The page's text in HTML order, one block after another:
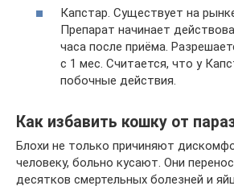
Капстар. Существует на
Препарат начинает
часа после приёма.
с 1 мес. Считается, что у
побочные действия.
Как избавить кошку от
Блохи не только причиняют
человеку, больно кусают. Они
десятков смертельных болезней и